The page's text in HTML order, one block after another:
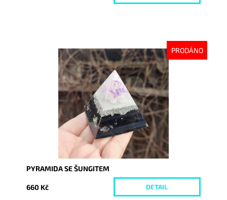
PRODÁNO
Dostupnost:
Vyprodáno
8047
PYRAMIDA SE ŠUNGITEM
660 Kč DETAIL